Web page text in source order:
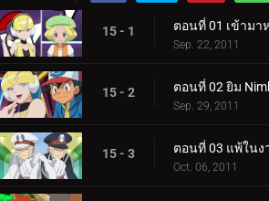
15 - 1
Sep. 22, 2011
15 - 2
Sep. 29, 2011
15 - 3
Oct. 06, 2011